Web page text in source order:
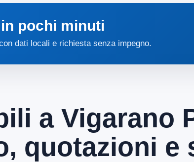
pochi minuti
dati locali e richiesta senza impegno.
a Vigarano
quotazioni e